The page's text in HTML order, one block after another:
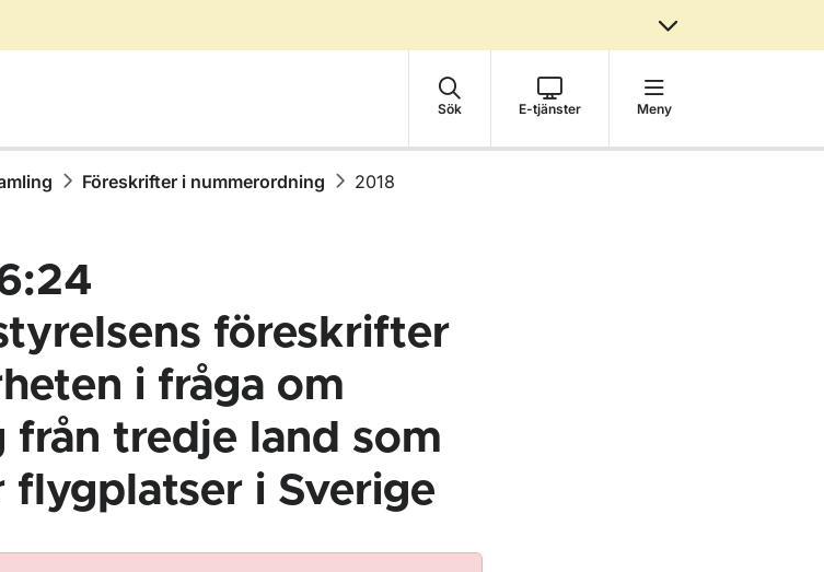
Sök E-tjänster Meny
Föreskrifter i nummerordning 2018
föreskrifter
i fråga om
från tredje land som
flygplatser i Sverige